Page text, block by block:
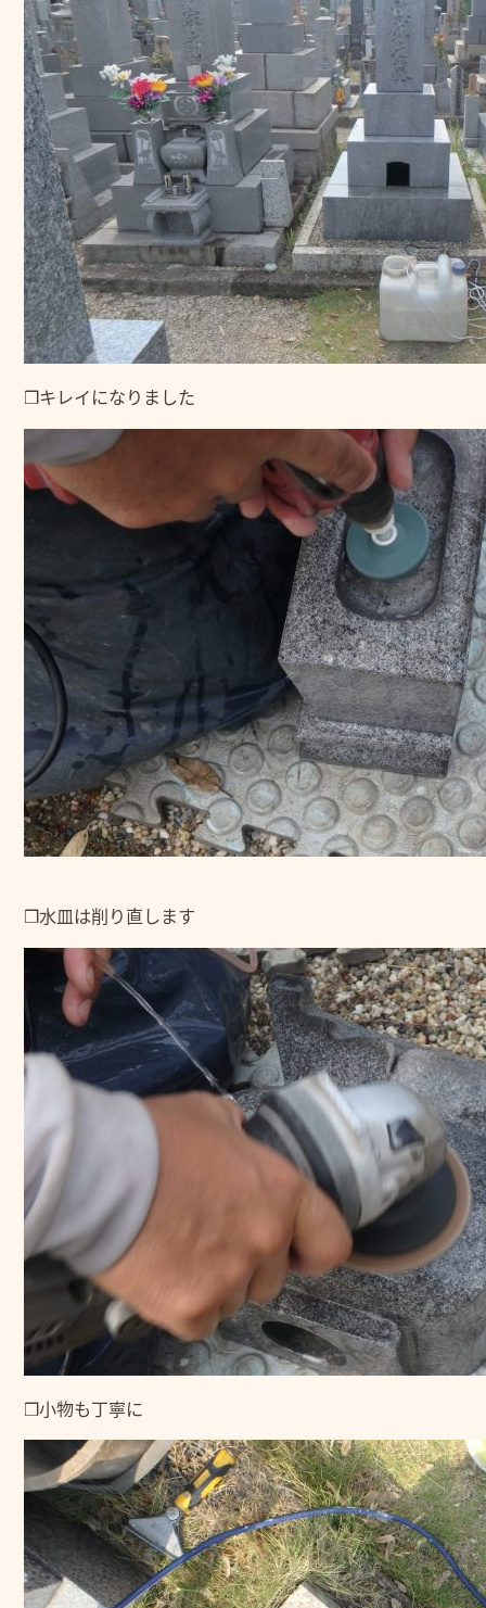
❒キレイになりました
❒水皿は削り直します
❒小物も丁寧に